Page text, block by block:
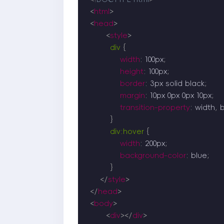
<html >
<head >
<style>
div {
width : 100px;
height: 100px;
border: 3px solid black;
margin : 10px 0px 0px 10px;
transition-property: width ,
}
div:hover {
width : 200px;
background-color: blue ;
}
</style>
</ head >
<body>
<div></ div>